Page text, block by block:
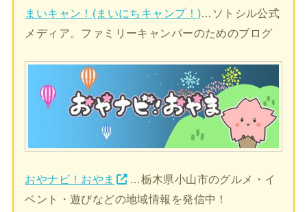
まいキャン！(まいにちキャンプ！) …ソトシル公式
メディア。ファミリーキャンパーのためのブログ
おやナビ！おやま
…栃木県小山市のグルメ・イ
ベント・遊びなどの地域情報を発信中！